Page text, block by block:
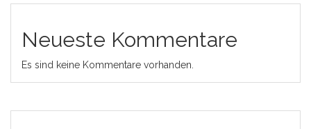
Neueste Kommentare
Es sind keine Kommentare vorhanden.